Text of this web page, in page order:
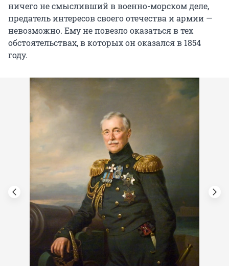
ничего не смысливший в военно-морском деле,
предатель интересов своего отечества и армии —
невозможно. Ему не повезло оказаться в тех
обстоятельствах, в которых он оказался в 1854
году.